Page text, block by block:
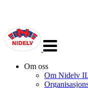
navigasjon
Om oss
Om Nidelv